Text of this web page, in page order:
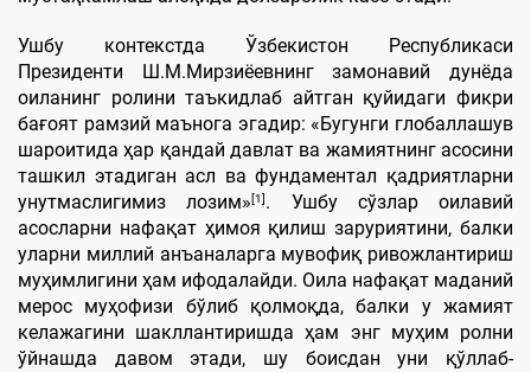
Ушбу контекстда Ўзбекистон Республикаси
Президенти Ш.М.Мирзиёевнинг замонавий дунёда
оиланинг ролини таъкидлаб айтган қуйидаги фикри
бағоят рамзий маънога эгадир: «Бугунги глобаллашув
шароитида ҳар қандай давлат ва жамиятнинг асосини
ташкил этадиган асл ва фундаментал қадриятларни
унутмаслигимиз лозим»[1] . Ушбу сўзлар оилавий
асосларни нафақат ҳимоя қилиш заруриятини, балки
уларни миллий анъаналарга мувофиқ ривожлантириш
муҳимлигини ҳам ифодалайди. Оила нафақат маданий
мерос муҳофизи бўлиб қолмоқда, балки у жамият
келажагини шакллантиришда ҳам энг муҳим ролни
ўйнашда давом этади, шу боисдан уни қўллаб-